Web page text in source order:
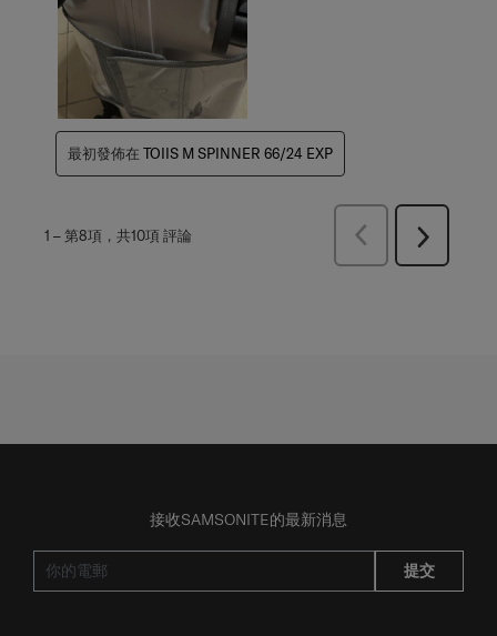
最初發佈在 TOIIS M SPINNER 66/24 EXP
1 –第8項，共10項評論
上
下
接收SAMSONITE的最新消息
提交